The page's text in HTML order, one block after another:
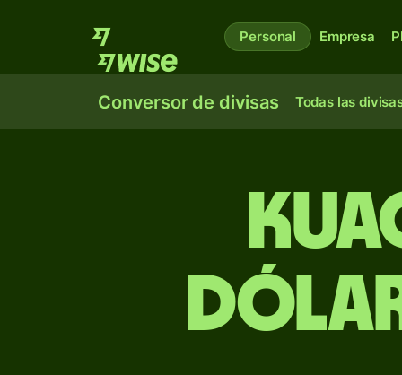
Personal Empresa
Conversor de divisas Todas las